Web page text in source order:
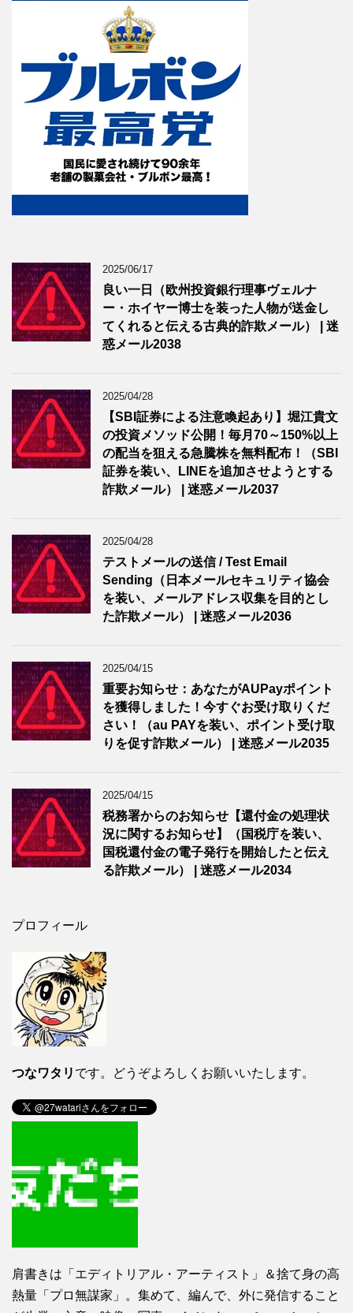
2025/06/17
良い一日（欧州投資銀行理事ヴェルナ
ー・ホイヤー博士を装った人物が送金し
てくれると伝える古典的詐欺メール） | 迷
惑メール2038
2025/04/28
【SBI証券による注意喚起あり】堀江貴文
の投資メソッド公開！毎月70～150%以上
の配当を狙える急騰株を無料配布！（SBI
証券を装い、LINEを追加させようとする
詐欺メール） | 迷惑メール2037
2025/04/28
テストメールの送信 / Test Email
Sending（日本メールセキュリティ協会
を装い、メールアドレス収集を目的とし
た詐欺メール） | 迷惑メール2036
2025/04/15
重要お知らせ：あなたがAUPayポイント
を獲得しました！今すぐお受け取りくだ
さい！（au PAYを装い、ポイント受け取
りを促す詐欺メール） | 迷惑メール2035
2025/04/15
税務署からのお知らせ【還付金の処理状
況に関するお知らせ】（国税庁を装い、
国税還付金の電子発行を開始したと伝え
る詐欺メール） | 迷惑メール2034
プロフィール
つなワタリ です。どうぞよろしくお願いいたします。
肩書きは「エディトリアル・アーティスト」＆捨て身の高
熱量「プロ無謀家」。集めて、編んで、外に発信すること